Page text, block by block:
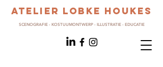
ATELIER LOBKE HOUKES
SCENOGRAFIE - KOSTUUMONTWERP - ILLUSTRATIE - EDUCATIE